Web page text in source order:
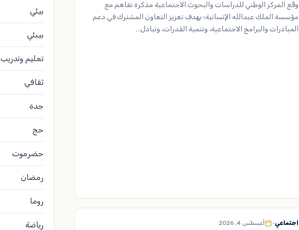
وقّع المركز الوطني للدراسات والبحوث الاجتماعية مذكرة تفاهم مع
مؤسسة الملك عبدالله الإنسانية؛ بهدف تعزيز التعاون المشترك في دعم
المبادرات والبرامج الاجتماعية، وتنمية القدرات، وتبادل…
اجتماعي• أغسطس 4, 2026
بيئي
بيبئي
تعليم وتدريب
ثقافي
جدة
حج
حضرموت
رمضان
روما
رياضة